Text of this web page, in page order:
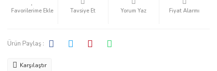
Tavsiye Et Yorum Yaz Fiyat Alarmı
Ürün Paylaş :
Karşılaştır